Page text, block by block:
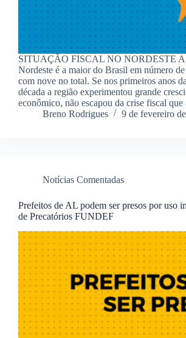
SITUAÇÃO FISCAL NO NORDESTE A
Nordeste é a maior do Brasil em número de
com nove no total. Se nos primeiros anos
década a região experimentou grande
econômico, não escapou da crise fiscal
Breno Rodrigues
9 de fevereiro
Notícias Comentadas
Prefeitos de AL podem ser presos por uso
de Precatórios FUNDEF